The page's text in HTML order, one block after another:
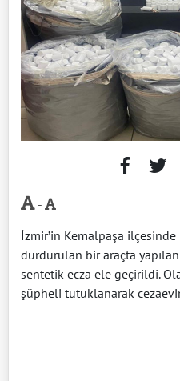
-
İzmir’in Kemalpaşa
durdurulan bir araçta
sentetik ecza ele geçirildi.
şüpheli tutuklanarak